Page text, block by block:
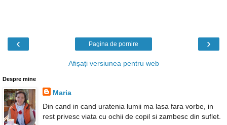
‹ ›
Pagina de pornire
Afișați versiunea pentru web
Despre mine
Maria
Din cand in cand uratenia lumii ma lasa fara vorbe, in
rest privesc viata cu ochii de copil si zambesc din suflet.